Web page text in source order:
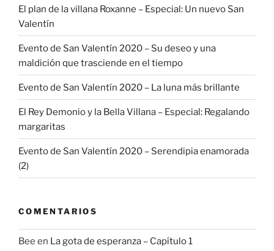
El plan de la villana Roxanne – Especial: Un nuevo San
Valentín
Evento de San Valentín 2020 – Su deseo y una
maldición que trasciende en el tiempo
Evento de San Valentín 2020 – La luna más brillante
El Rey Demonio y la Bella Villana – Especial: Regalando
margaritas
Evento de San Valentín 2020 – Serendipia enamorada
(2)
COMENTARIOS
Bee en La gota de esperanza – Capítulo 1